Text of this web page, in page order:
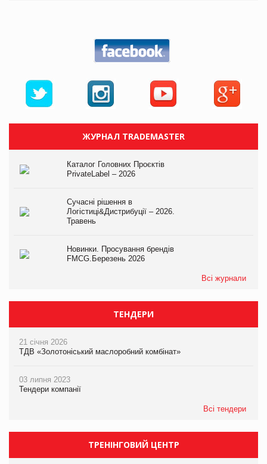
ЖУРНАЛ TRADEMASTER
Каталог Головних Проєктів
PrivateLabel – 2026
Сучасні рішення в
Логістиці&Дистрибуції – 2026.
Травень
Новинки. Просування брендів
FMCG.Березень 2026
Всі журнали
ТЕНДЕРИ
21 січня 2026
ТДВ «Золотоніський маслоробний комбінат»
03 липня 2023
Тендери компанії
Всі тендери
ТРЕНІНГОВИЙ ЦЕНТР